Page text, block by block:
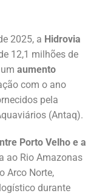
2025, a Hidrovia
12,1 milhões de
aumento
com o ano
pela
(Antaq).
Porto Velho e a
ao Rio Amazonas
Arco Norte,
durante